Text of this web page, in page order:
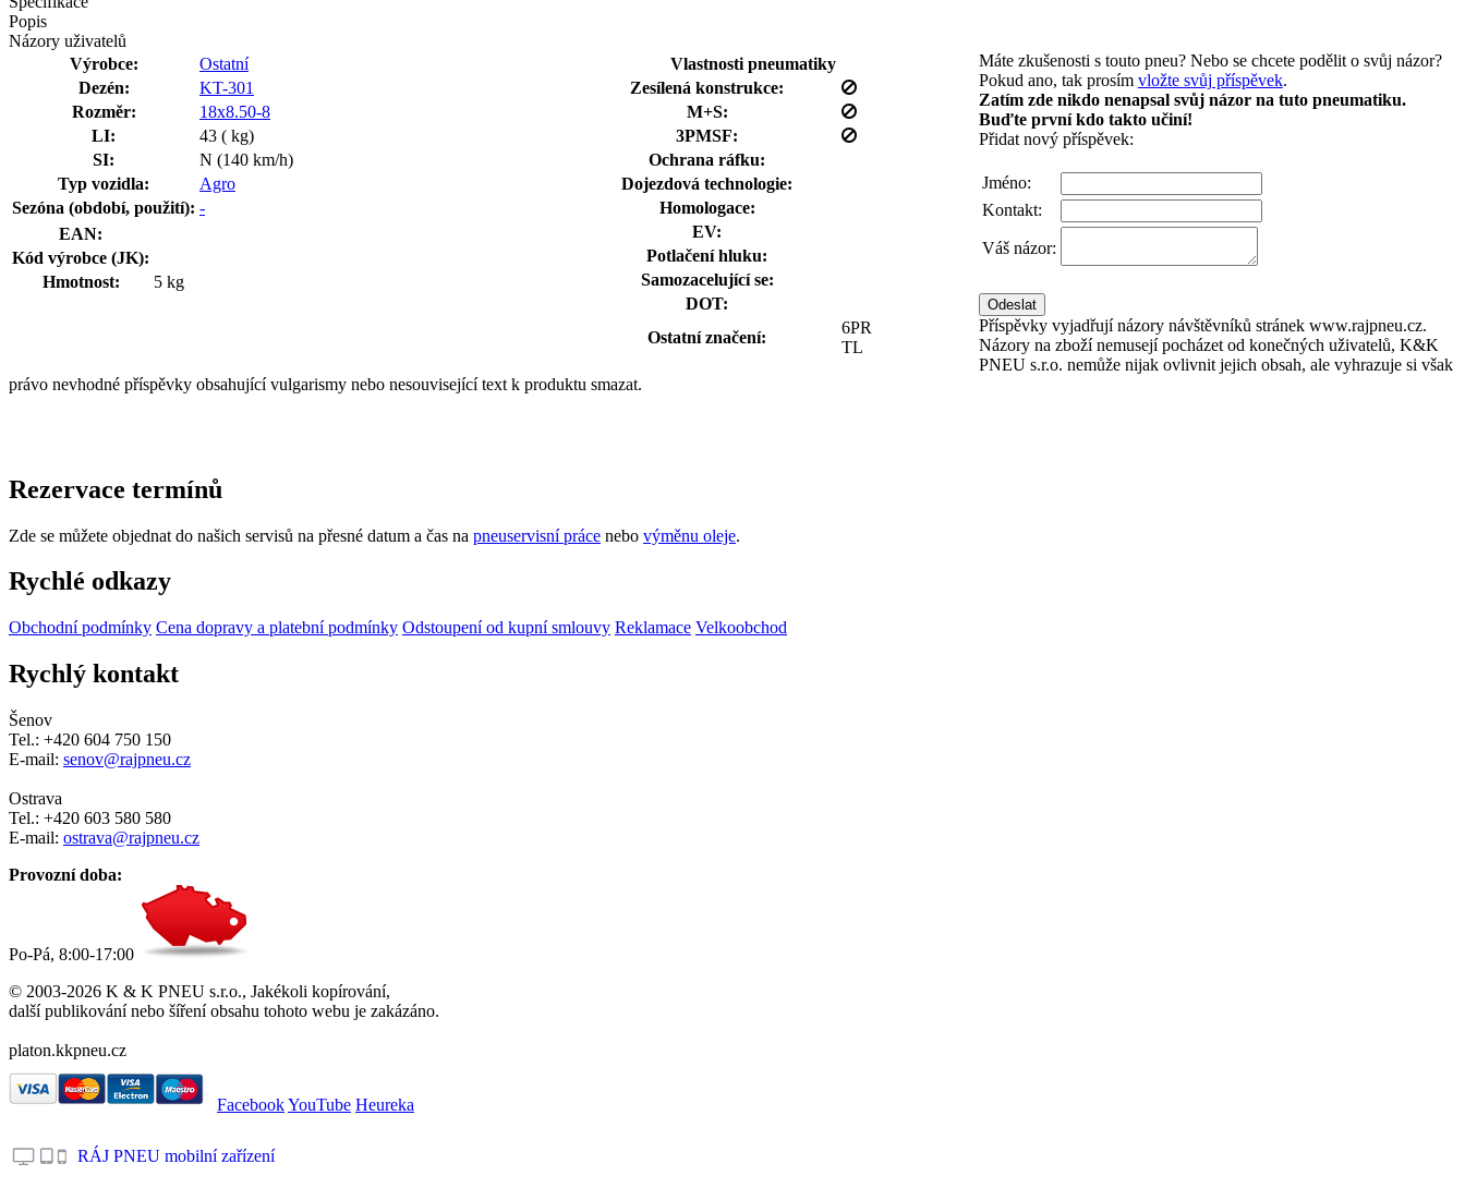
Popis
Názory uživatelů
Výrobce:
Ostatní
Dezén:
KT-301
Rozměr:
18x8.50-8
LI:
43 ( kg)
SI:
N (140 km/h)
Typ vozidla:
Agro
Sezóna (období, použití): -
EAN:
Kód výrobce (JK):
Hmotnost:
5 kg
Vlastnosti pneumatiky
Zesílená konstrukce:
M+S:
3PMSF:
Ochrana ráfku:
Dojezdová technologie:
Homologace:
EV:
Potlačení hluku:
Samozacelující se:
DOT:
Ostatní značení:
6PR
TL
Máte zkušenosti s touto pneu? Nebo se chcete podělit o svůj názor?
Pokud ano, tak prosím vložte svůj příspěvek.
Zatím zde nikdo nenapsal svůj názor na tuto pneumatiku.
Buďte první kdo takto učiní!
Přidat nový příspěvek:
Jméno:
Kontakt:
Váš názor:
Příspěvky vyjadřují názory návštěvníků stránek www.rajpneu.cz.
Názory na zboží nemusejí pocházet od konečných uživatelů, K&K
PNEU s.r.o. nemůže nijak ovlivnit jejich obsah, ale vyhrazuje si však
právo nevhodné příspěvky obsahující vulgarismy nebo nesouvisející text k produktu smazat.
Rezervace termínů
Zde se můžete objednat do našich servisů na přesné datum a čas na pneuservisní práce nebo výměnu oleje.
Rychlé odkazy
Obchodní podmínky Cena dopravy a platební podmínky Odstoupení od kupní smlouvy Reklamace Velkoobchod
Rychlý kontakt
Šenov
Tel.: +420 604 750 150
E-mail: senov@rajpneu.cz
Ostrava
Tel.: +420 603 580 580
E-mail: ostrava@rajpneu.cz
Provozní doba:
Po-Pá, 8:00-17:00
© 2003-2026 K & K PNEU s.r.o., Jakékoli kopírování,
další publikování nebo šíření obsahu tohoto webu je zakázáno.
platon.kkpneu.cz
FacebookYouTube Heureka
RÁJ PNEU mobilní zařízení